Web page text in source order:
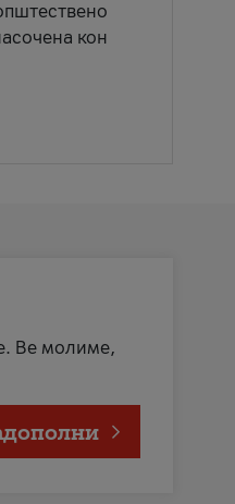
кон
Ве молиме,